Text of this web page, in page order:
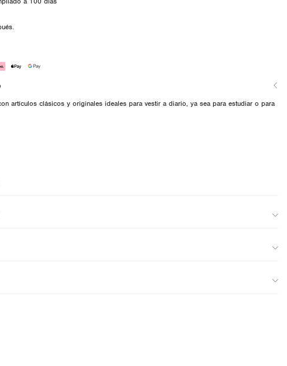
artículos clásicos y originales ideales para vestir a diario, ya sea para estudiar o para